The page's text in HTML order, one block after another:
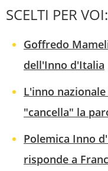
SCELTI PER VOI:
Goffredo
dell'Inno d'Italia
L'inno
"cancella" la
Polemica Inno
risponde a